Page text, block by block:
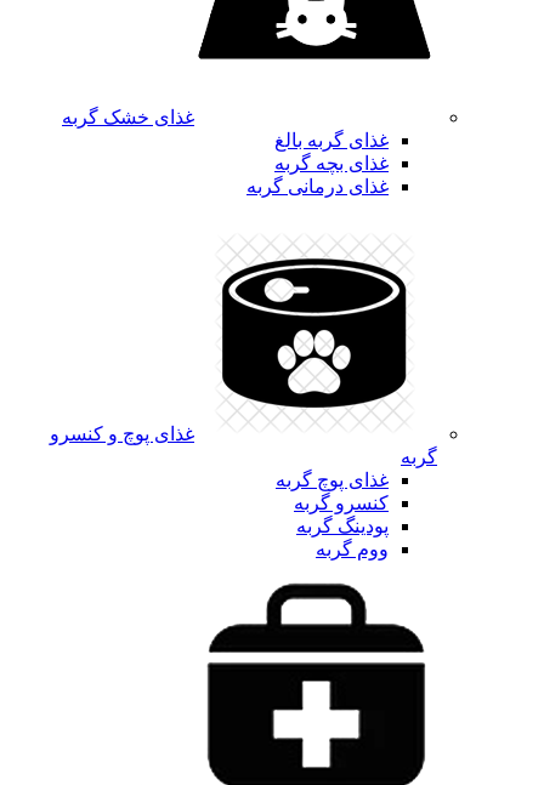
غذای خشک گربه
غذای گربه بالغ
غذای بچه گربه
غذای درمانی گربه
غذای پوچ و کنسرو
گربه
غذای پوچ گربه
کنسرو گربه
پودینگ گربه
ووم گربه